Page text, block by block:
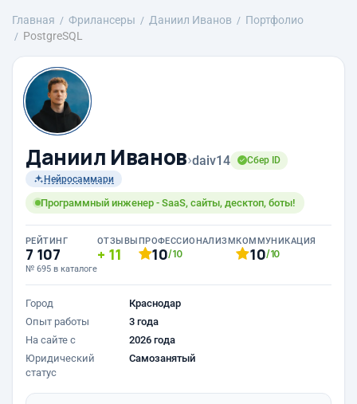
Главная Фрилансеры Даниил Иванов
Портфолио
PostgreSQL
Даниил Иванов›daiv14
Сбер ID
Нейросаммари
Программный инженер - SaaS, сайты, десктоп, боты!
РЕЙТИНГ
7 107
№ 695 в каталоге
ОТЗЫВЫ
11
ПРОФЕССИОНАЛИЗМ
10/10
КОММУНИКАЦИЯ
10/10
Город
Краснодар
Опыт работы
3 года
На сайте с
2026 года
Юридический
статус
Самозанятый